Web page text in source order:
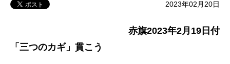
2023年02月20日
赤旗2023年2月19日付
「三つのカギ」貫こう